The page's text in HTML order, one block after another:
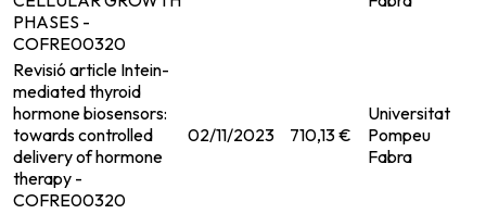
PHASES -
COFRE00320
Revisió article Intein-
mediated thyroid
hormone biosensors:
towards controlled
delivery of hormone
therapy -
COFRE00320
02/11/2023 710,13 €
Universitat
Pompeu
Fabra